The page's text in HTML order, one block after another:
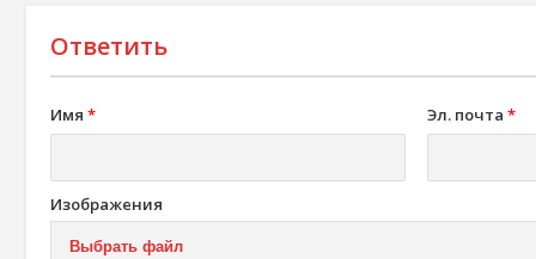
Ответить
Имя * Эл. почта *
Изображения
Выбрать файл